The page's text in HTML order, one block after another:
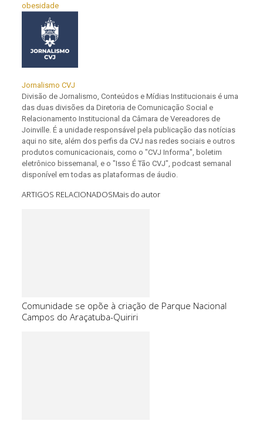
obesidade
Jornalismo CVJ
Divisão de Jornalismo, Conteúdos e Mídias Institucionais é uma
das duas divisões da Diretoria de Comunicação Social e
Relacionamento Institucional da Câmara de Vereadores de
Joinville. É a unidade responsável pela publicação das notícias
aqui no site, além dos perfis da CVJ nas redes sociais e outros
produtos comunicacionais, como o "CVJ Informa", boletim
eletrônico bissemanal, e o "Isso É Tão CVJ", podcast semanal
disponível em todas as plataformas de áudio.
ARTIGOS RELACIONADOSMais do autor
Comunidade se opõe à criação de Parque Nacional
Campos do Araçatuba-Quiriri